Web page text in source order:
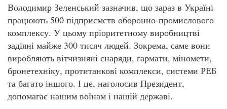
Володимир Зеленський зазначив, що зараз в Україні
працюють 500 підприємств оборонно-промислового
комплексу. У цьому пріоритетному виробництві
задіяні майже 300 тисяч людей. Зокрема, саме вони
виробляють вітчизняні снаряди, гармати, міномети,
бронетехніку, протитанкові комплекси, системи РЕБ
та багато іншого. І це, наголосив Президент,
допомагає нашим воїнам і нашій державі.